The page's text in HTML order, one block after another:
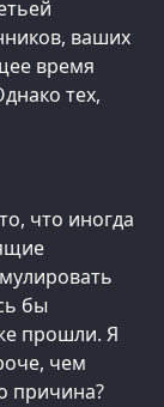
ваших
время
тех,
что иногда
бы
прошли. Я
чем
причина?